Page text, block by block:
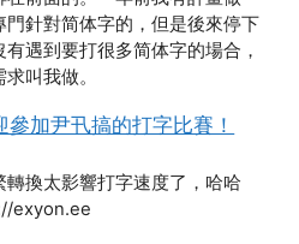
門針對简体字的，但是後來停下
遇到要打很多简体字的場合，
叫我做。
參加尹卂搞的打字比賽！
轉換太影響打字速度了，哈哈
exyon.ee